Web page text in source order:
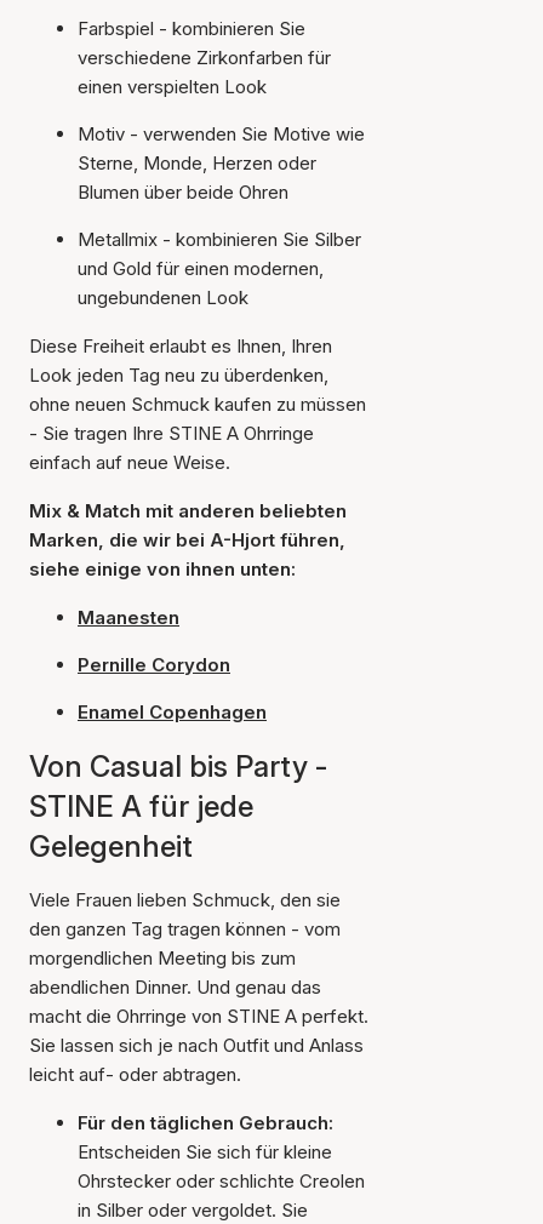
Farbspiel - kombinieren Sie
verschiedene Zirkonfarben für
einen verspielten Look
Motiv - verwenden Sie Motive wie
Sterne, Monde, Herzen oder
Blumen über beide Ohren
Metallmix - kombinieren Sie Silber
und Gold für einen modernen,
ungebundenen Look
Diese Freiheit erlaubt es Ihnen, Ihren
Look jeden Tag neu zu überdenken,
ohne neuen Schmuck kaufen zu müssen
- Sie tragen Ihre STINE A Ohrringe
einfach auf neue Weise.
Mix & Match mit anderen beliebten
Marken, die wir bei A-Hjort führen,
siehe einige von ihnen unten:
Maanesten
Pernille Corydon
Enamel Copenhagen
Von Casual bis Party -
STINE A für jede
Gelegenheit
Viele Frauen lieben Schmuck, den sie
den ganzen Tag tragen können - vom
morgendlichen Meeting bis zum
abendlichen Dinner. Und genau das
macht die Ohrringe von STINE A perfekt.
Sie lassen sich je nach Outfit und Anlass
leicht auf- oder abtragen.
Für den täglichen Gebrauch:
Entscheiden Sie sich für kleine
Ohrstecker oder schlichte Creolen
in Silber oder vergoldet. Sie